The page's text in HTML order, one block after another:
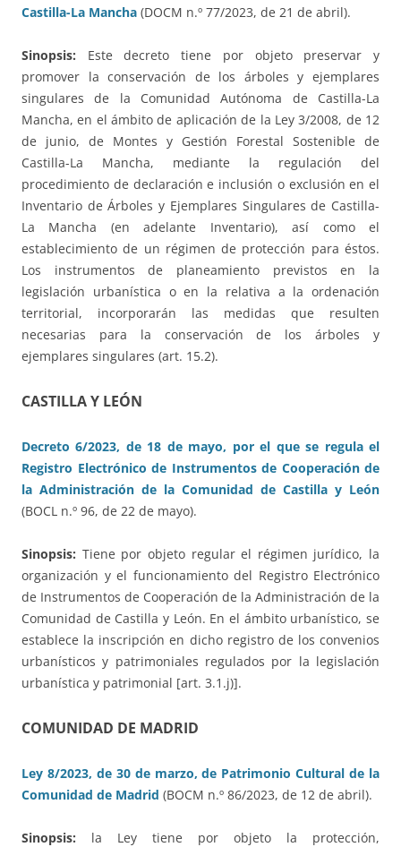
Castilla-La Mancha (DOCM n.º 77/2023, de 21 de abril).
Sinopsis: Este decreto tiene por objeto preservar y
promover la conservación de los árboles y ejemplares
singulares de la Comunidad Autónoma de Castilla-La
Mancha, en el ámbito de aplicación de la Ley 3/2008, de 12
de junio, de Montes y Gestión Forestal Sostenible de
Castilla-La Mancha, mediante la regulación del
procedimiento de declaración e inclusión o exclusión en el
Inventario de Árboles y Ejemplares Singulares de Castilla-
La Mancha (en adelante Inventario), así como el
establecimiento de un régimen de protección para éstos.
Los instrumentos de planeamiento previstos en la
legislación urbanística o en la relativa a la ordenación
territorial, incorporarán las medidas que resulten
necesarias para la conservación de los árboles y
ejemplares singulares (art. 15.2).
CASTILLA Y LEÓN
Decreto 6/2023, de 18 de mayo, por el que se regula el
Registro Electrónico de Instrumentos de Cooperación de
la Administración de la Comunidad de Castilla y León
(BOCL n.º 96, de 22 de mayo).
Sinopsis: Tiene por objeto regular el régimen jurídico, la
organización y el funcionamiento del Registro Electrónico
de Instrumentos de Cooperación de la Administración de la
Comunidad de Castilla y León. En el ámbito urbanístico, se
establece la inscripción en dicho registro de los convenios
urbanísticos y patrimoniales regulados por la legislación
urbanística y patrimonial [art. 3.1.j)].
COMUNIDAD DE MADRID
Ley 8/2023, de 30 de marzo, de Patrimonio Cultural de la
Comunidad de Madrid (BOCM n.º 86/2023, de 12 de abril).
Sinopsis: la Ley tiene por objeto la protección,